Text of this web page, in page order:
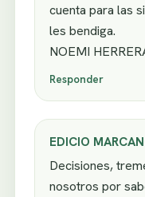
cuenta para las
les bendiga.
NOEMI
Responder
EDICIO
Decisiones,
nosotros por